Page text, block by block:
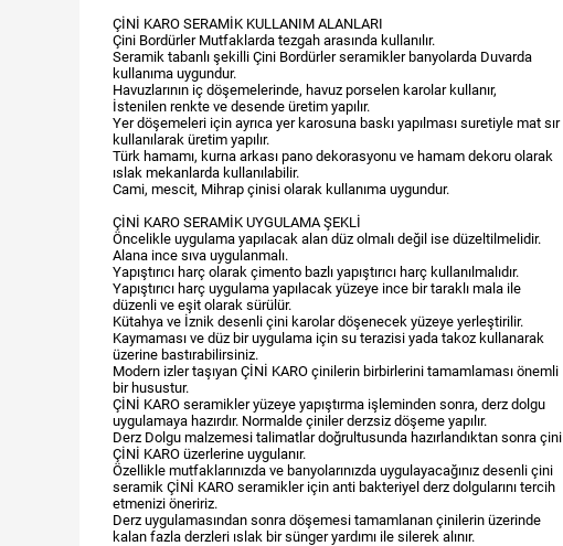
ÇİNİ KARO SERAMİK KULLANIM ALANLARI
Çini Bordürler Mutfaklarda tezgah arasında kullanılır.
Seramik tabanlı şekilli Çini Bordürler seramikler banyolarda Duvarda
kullanıma uygundur.
Havuzlarının iç döşemelerinde, havuz porselen karolar kullanır,
İstenilen renkte ve desende üretim yapılır.
Yer döşemeleri için ayrıca yer karosuna baskı yapılması suretiyle mat sır
kullanılarak üretim yapılır.
Türk hamamı, kurna arkası pano dekorasyonu ve hamam dekoru olarak
ıslak mekanlarda kullanılabilir.
Cami, mescit, Mihrap çinisi olarak kullanıma uygundur.
ÇİNİ KARO SERAMİK UYGULAMA ŞEKLİ
Öncelikle uygulama yapılacak alan düz olmalı değil ise düzeltilmelidir.
Alana ince sıva uygulanmalı.
Yapıştırıcı harç olarak çimento bazlı yapıştırıcı harç kullanılmalıdır.
Yapıştırıcı harç uygulama yapılacak yüzeye ince bir taraklı mala ile
düzenli ve eşit olarak sürülür.
Kütahya ve İznik desenli çini karolar döşenecek yüzeye yerleştirilir.
Kaymaması ve düz bir uygulama için su terazisi yada takoz kullanarak
üzerine bastırabilirsiniz.
Modern izler taşıyan ÇİNİ KARO çinilerin birbirlerini tamamlaması önemli
bir husustur.
ÇİNİ KARO seramikler yüzeye yapıştırma işleminden sonra, derz dolgu
uygulamaya hazırdır. Normalde çiniler derzsiz döşeme yapılır.
Derz Dolgu malzemesi talimatlar doğrultusunda hazırlandıktan sonra çini
ÇİNİ KARO üzerlerine uygulanır.
Özellikle mutfaklarınızda ve banyolarınızda uygulayacağınız desenli çini
seramik ÇİNİ KARO seramikler için anti bakteriyel derz dolgularını tercih
etmenizi öneririz.
Derz uygulamasından sonra döşemesi tamamlanan çinilerin üzerinde
kalan fazla derzleri ıslak bir sünger yardımı ile silerek alınır.